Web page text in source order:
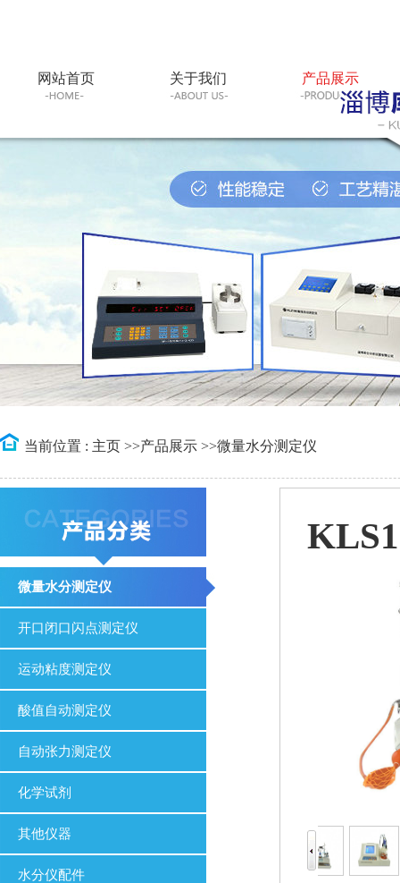
网站首页 关于我们 产品展示
当前位置 : 主页 >>产品展示 >>微量水分测定仪
微量水分测定仪
开口闭口闪点测定仪
运动粘度测定仪
酸值自动测定仪
自动张力测定仪
化学试剂
其他仪器
水分仪配件